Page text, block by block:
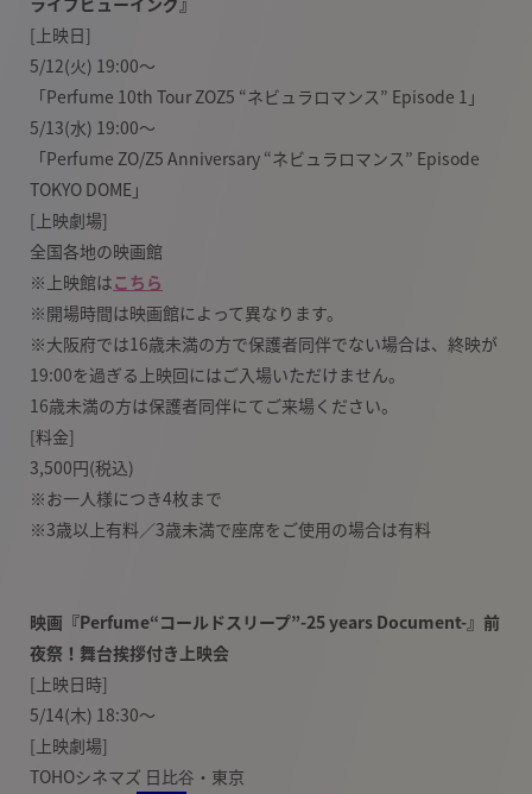
[上映日]
5/12(火) 19:00〜
「Perfume 10th Tour ZOZ5 “ネビュラロマンス” Episode 1」
5/13(水) 19:00〜
「Perfume ZO/Z5 Anniversary “ネビュラロマンス” Episode
TOKYO DOME」
[上映劇場]
全国各地の映画館
※上映館はこちら
※開場時間は映画館によって異なります。
※大阪府では16歳未満の方で保護者同伴でない場合は、終映が
19:00を過ぎる上映回にはご入場いただけません。
16歳未満の方は保護者同伴にてご来場ください。
[料金]
3,500円(税込)
※お一人様につき4枚まで
※3歳以上有料／3歳未満で座席をご使用の場合は有料
映画『Perfume“コールドスリープ”-25 years Document-』前
夜祭！舞台挨拶付き上映会
[上映日時]
5/14(木) 18:30〜
[上映劇場]
TOHOシネマズ 日比谷・東京